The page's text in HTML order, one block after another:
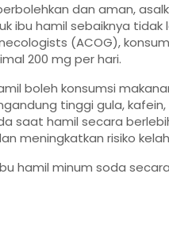
dan aman,
ibu hamil sebaiknya tidak
(ACOG),
200 mg per hari.
boleh konsumsi
tinggi gula,
saat hamil secara
meningkatkan risiko
hamil minum soda